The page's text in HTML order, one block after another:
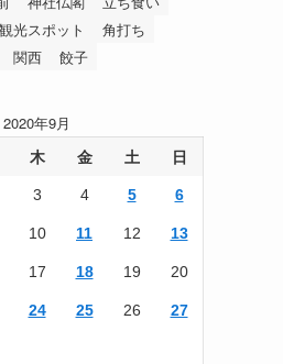
観光スポット
角打ち
関西 餃子
2020年9月
木 金 土 日
3 4 5 6
10 11 12 13
17 18 19 20
24 25 26 27